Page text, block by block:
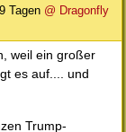
Tagen @ Dragonfly
weil ein großer
es auf.... und
Trump-